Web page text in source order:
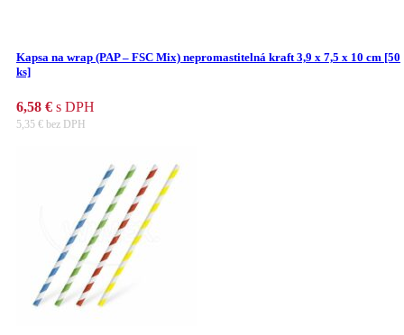
Kapsa na wrap (PAP – FSC Mix) nepromastitelná kraft 3,9 x 7,5 x 10 cm [50
ks]
6,58 € s DPH
5,35 € bez DPH